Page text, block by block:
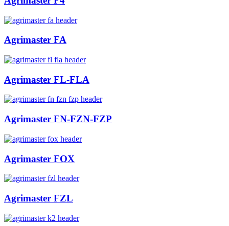
Agrimaster FA
Agrimaster FL-FLA
Agrimaster FN-FZN-FZP
Agrimaster FOX
Agrimaster FZL